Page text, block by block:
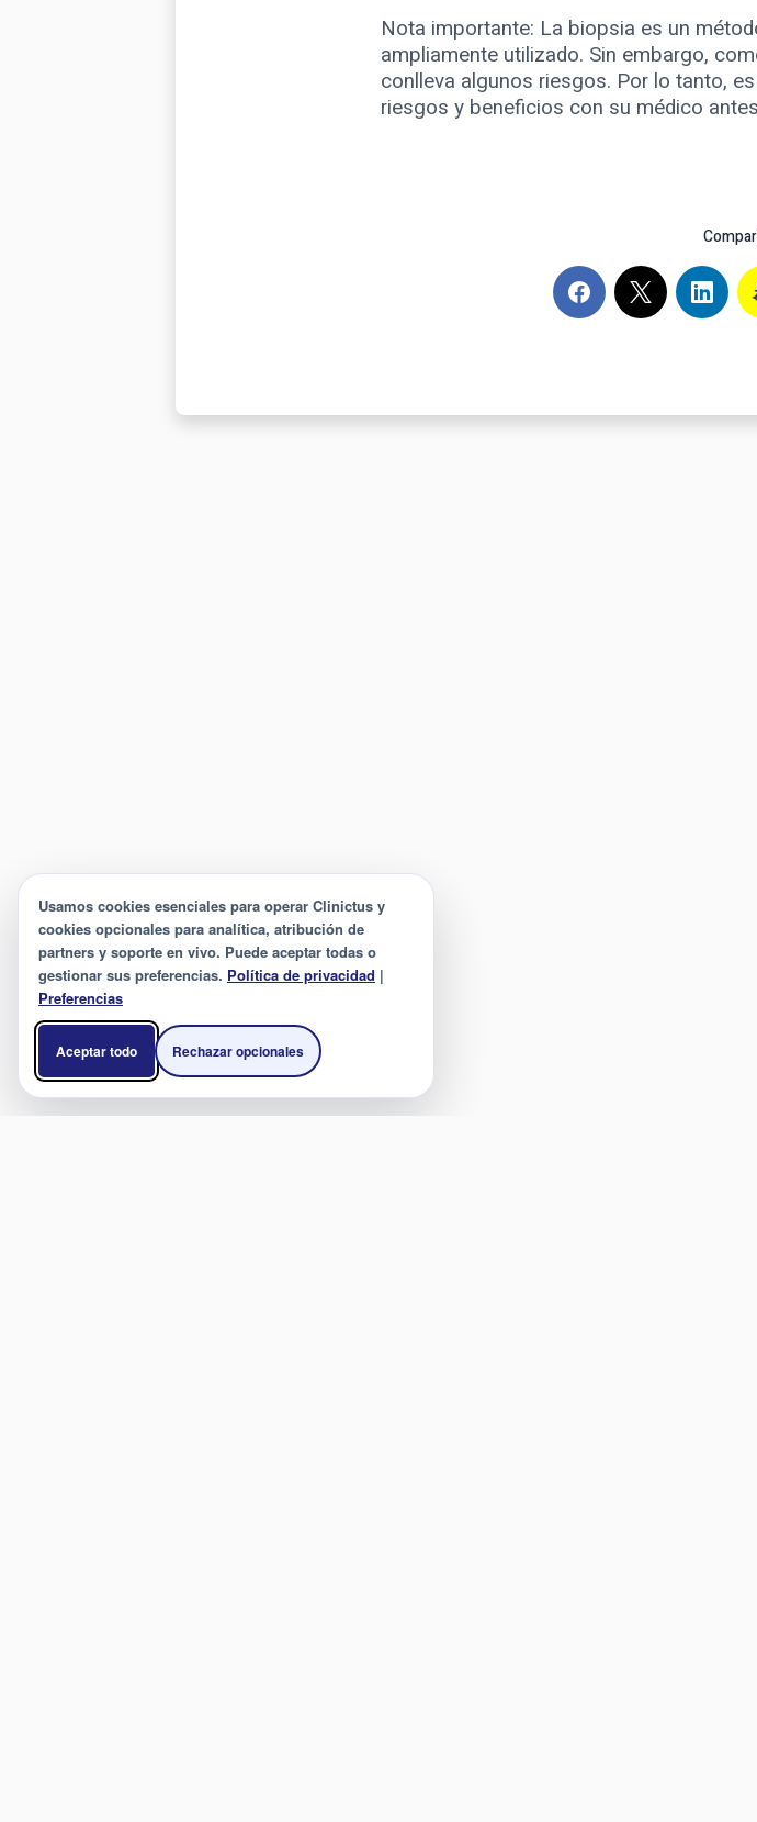
Usamos cookies esenciales para operar Clinictus y
cookies opcionales para analítica, atribución de
partners y soporte en vivo. Puede aceptar todas o
gestionar sus preferencias. Política de privacidad |
Preferencias
Aceptar todo Rechazar opcionales
Nota importante: La biopsia es un
ampliamente utilizado. Sin embargo,
conlleva algunos riesgos. Por lo tanto,
riesgos y beneficios con su médico